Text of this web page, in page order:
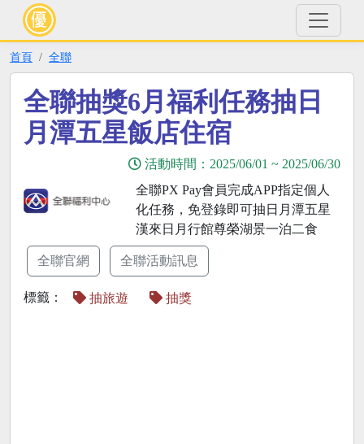
首頁 全聯
全聯抽獎6月福利任務抽日
月潭五星飯店住宿
活動時間： 2025/06/01 ~ 2025/06/30
全聯PX Pay會員完成APP指定個人
化任務，免登錄即可抽日月潭五星
漢來日月行館尊榮湖景一泊二食
全聯官網 全聯活動訊息
標籤： 抽旅遊 抽獎